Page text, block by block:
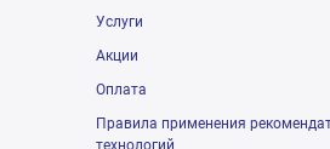
Услуги
Акции
Оплата
Правила применения